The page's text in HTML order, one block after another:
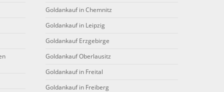
Goldankauf in Chemnitz
Goldankauf in Leipzig
Goldankauf Erzgebirge
Goldankauf Oberlausitz
Goldankauf in Freital
Goldankauf in Freiberg